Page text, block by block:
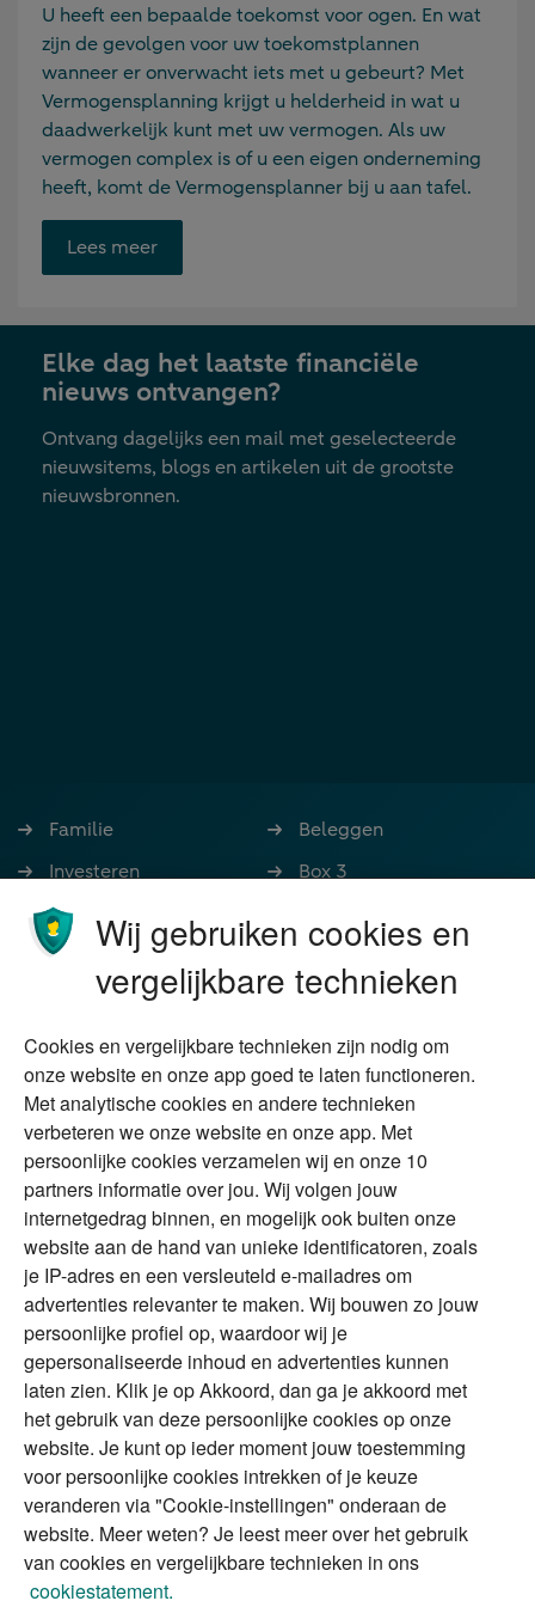
U heeft een bepaalde toekomst voor ogen. En wat
zijn de gevolgen voor uw toekomstplannen
wanneer er onverwacht iets met u gebeurt? Met
Vermogensplanning krijgt u helderheid in wat u
daadwerkelijk kunt met uw vermogen. Als uw
vermogen complex is of u een eigen onderneming
heeft, komt de Vermogensplanner bij u aan tafel.
Lees meerOpent
link
nieuwe
tab
Elke dag het laatste financiële
nieuws ontvangen?
Ontvang dagelijks een mail met geselecteerde
nieuwsitems, blogs en artikelen uit de grootste
nieuwsbronnen.
Familie
Investeren
Ondernemen
Stoppen met werken
Wonen
Beleggen
Box 3
Nalatenschap
Schenken
Duurzaam
Vermogensplanning
Tweede huis in
buitenland
DGA
Erfenis
Over Financial Focus
Specialisten
Financial Focus
magazine
The Exit Years
Contact
Alles voor en over vermogenden.
Over ABN AMRO Veiligheid
Privacy & Cookies
Toegankelijkheid
Disclaimer RSS
Wij gebruiken cookies en
vergelijkbare technieken
Cookies en vergelijkbare technieken zijn nodig om
onze website en onze app goed te laten functioneren.
Met analytische cookies en andere technieken
verbeteren we onze website en onze app. Met
persoonlijke cookies verzamelen wij en onze 10
partners informatie over jou. Wij volgen jouw
internetgedrag binnen, en mogelijk ook buiten onze
website aan de hand van unieke identificatoren, zoals
je IP-adres en een versleuteld e-mailadres om
advertenties relevanter te maken. Wij bouwen zo jouw
persoonlijke profiel op, waardoor wij je
gepersonaliseerde inhoud en advertenties kunnen
laten zien. Klik je op Akkoord, dan ga je akkoord met
het gebruik van deze persoonlijke cookies op onze
website. Je kunt op ieder moment jouw toestemming
voor persoonlijke cookies intrekken of je keuze
veranderen via "Cookie-instellingen" onderaan de
website. Meer weten? Je leest meer over het gebruik
van cookies en vergelijkbare technieken in ons
cookiestatement.